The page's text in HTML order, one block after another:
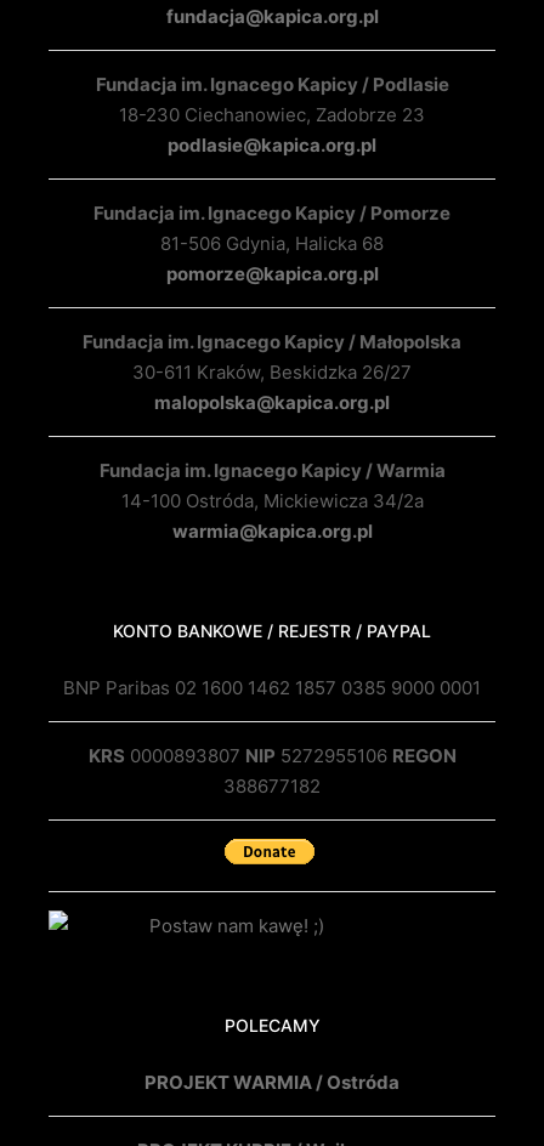
fundacja@kapica.org.pl
Fundacja im. Ignacego Kapicy / Podlasie
18-230 Ciechanowiec, Zadobrze 23
podlasie@kapica.org.pl
Fundacja im. Ignacego Kapicy / Pomorze
81-506 Gdynia, Halicka 68
pomorze@kapica.org.pl
Fundacja im. Ignacego Kapicy / Małopolska
30-611 Kraków, Beskidzka 26/27
malopolska@kapica.org.pl
Fundacja im. Ignacego Kapicy / Warmia
14-100 Ostróda, Mickiewicza 34/2a
warmia@kapica.org.pl
KONTO BANKOWE / REJESTR / PAYPAL
BNP Paribas 02 1600 1462 1857 0385 9000 0001
KRS 0000893807 NIP 5272955106 REGON
388677182
POLECAMY
PROJEKT WARMIA / Ostróda